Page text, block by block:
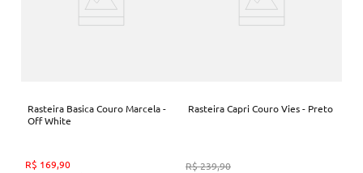
Rasteira Basica Couro Marcela -
Off White
R$ 169,90
Rasteira Capri Couro Vies - Preto
R$239,90